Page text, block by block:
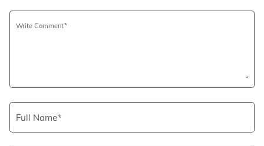
Write Comment
Full Name